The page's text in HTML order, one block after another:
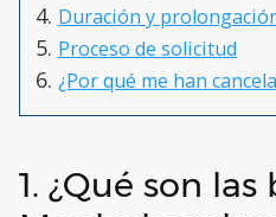
Duración y
Proceso de solicitud
¿Por qué me han
1. ¿Qué son las